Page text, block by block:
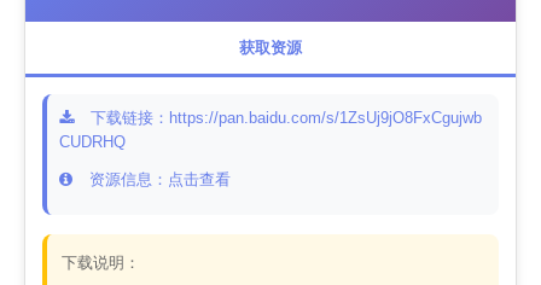
获取资源
下载链接：https://pan.baidu.com/s/1ZsUj9jO8FxCgujwb
CUDRHQ
资源信息：点击查看
下载说明：